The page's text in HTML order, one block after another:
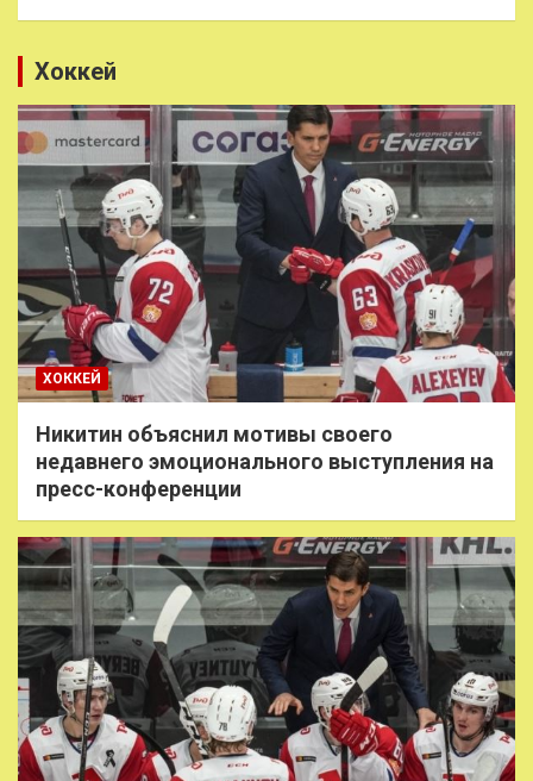
Хоккей
ХОККЕЙ
Никитин объяснил мотивы своего
недавнего эмоционального выступления на
пресс-конференции